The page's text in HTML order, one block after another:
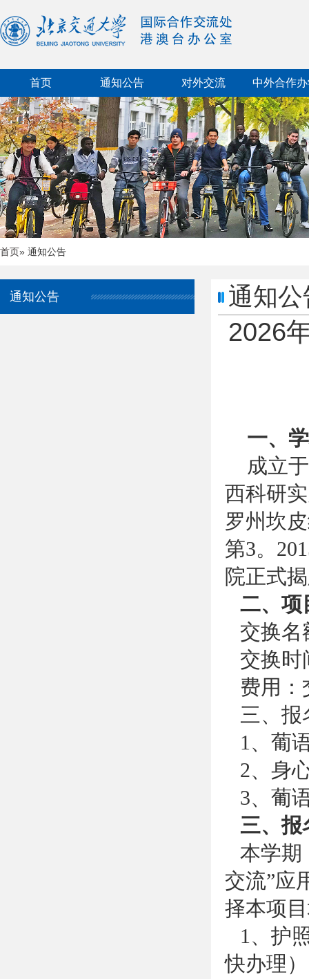
首页 通知公告 对外交流 中外合作
首页» 通知公告
通知公告 通知公
2026
一、
成立
西科研
罗州坎
第3。
院正式
二、项
交换名
交换时
费用：
三、报
1、葡
2、身
3、葡
三、报
本学期
交流”应
择本项
1、护
快办理）